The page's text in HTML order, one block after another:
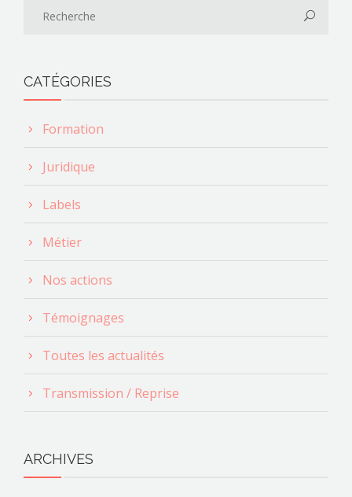
CATÉGORIES
Formation
Juridique
Labels
Métier
Nos actions
Témoignages
Toutes les actualités
Transmission / Reprise
ARCHIVES